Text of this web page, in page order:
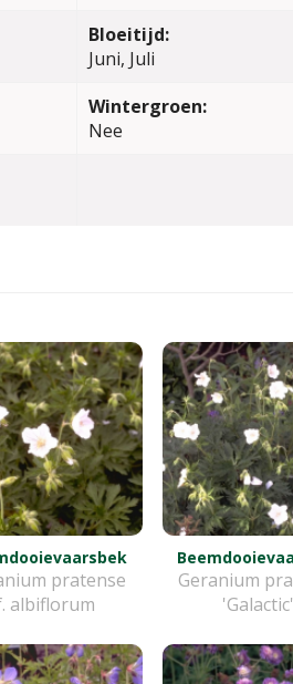
Bloeitijd:
Juni, Juli
Wintergroen:
Nee
pratense
albiflorum
Geranium
'Galactic'